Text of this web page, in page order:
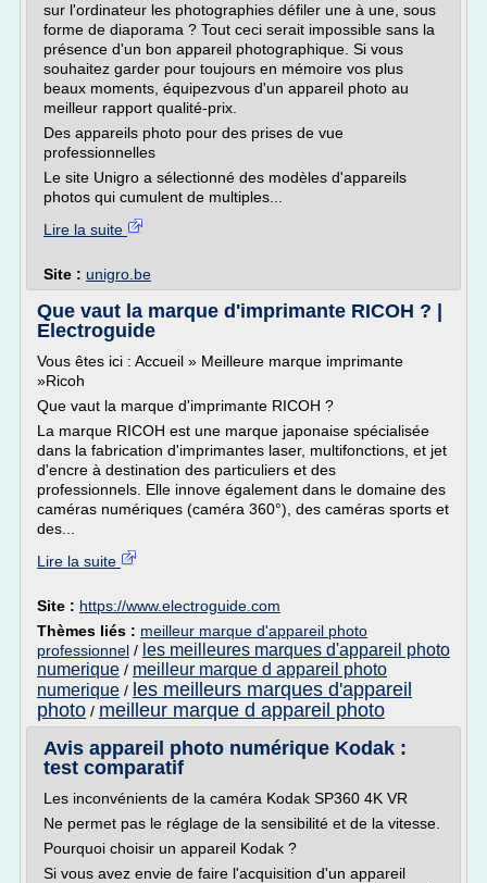
sur l'ordinateur les photographies défiler une à une, sous
forme de diaporama ? Tout ceci serait impossible sans la
présence d'un bon appareil photographique. Si vous
souhaitez garder pour toujours en mémoire vos plus
beaux moments, équipez­vous d'un appareil photo au
meilleur rapport qualité-prix.
Des appareils photo pour des prises de vue
professionnelles
Le site Unigro a sélectionné des modèles d'appareils
photos qui cumulent de multiples...
Lire la suite
Site : unigro.be
Que vaut la marque d'imprimante RICOH ? |
Electroguide
Vous êtes ici : Accueil » Meilleure marque imprimante
»Ricoh
Que vaut la marque d'imprimante RICOH ?
La marque RICOH est une marque japonaise spécialisée
dans la fabrication d'imprimantes laser, multifonctions, et jet
d'encre à destination des particuliers et des
professionnels. Elle innove également dans le domaine des
caméras numériques (caméra 360°), des caméras sports et
des...
Lire la suite
Site : https://www.electroguide.com
Thèmes liés : meilleur marque d'appareil photo
professionnel / les meilleures marques d'appareil photo
numerique / meilleur marque d appareil photo
numerique / les meilleurs marques d'appareil
photo / meilleur marque d appareil photo
Avis appareil photo numérique Kodak :
test comparatif
Les inconvénients de la caméra Kodak SP360 4K VR
Ne permet pas le réglage de la sensibilité et de la vitesse.
Pourquoi choisir un appareil Kodak ?
Si vous avez envie de faire l'acquisition d'un appareil